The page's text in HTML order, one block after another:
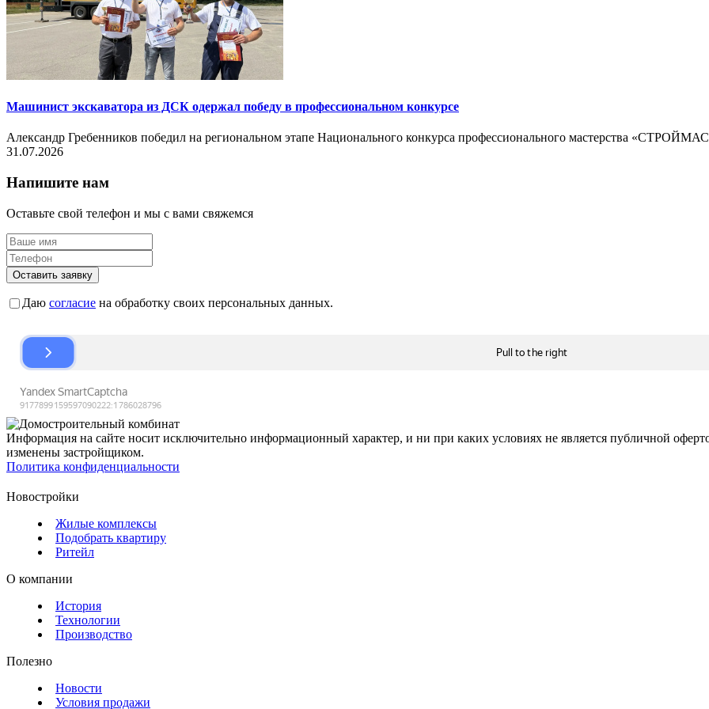
Машинист экскаватора из ДСК одержал победу в профессиональном конкурсе
Александр Гребенников победил на региональном этапе Национального конкурса профессионального мастерства
31.07.2026
Напишите нам
Оставьте свой телефон и мы с вами свяжемся
Оставить заявку
Даю согласие на обработку своих персональных данных.
Информация на сайте носит исключительно информационный характер, и ни при каких условиях не является публичной
изменены застройщиком.
Политика конфиденциальности
Новостройки
Жилые комплексы
Подобрать квартиру
Ритейл
О компании
История
Технологии
Производство
Полезно
Новости
Условия продажи